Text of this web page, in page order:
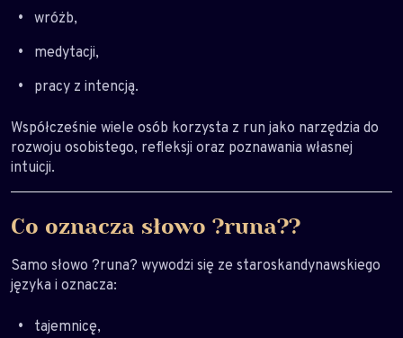
wróżb,
medytacji,
pracy z intencją.
Współcześnie wiele osób korzysta z run jako narzędzia do
rozwoju osobistego, refleksji oraz poznawania własnej
intuicji.
Co oznacza słowo ?runa??
Samo słowo ?runa? wywodzi się ze staroskandynawskiego
języka i oznacza:
tajemnicę,